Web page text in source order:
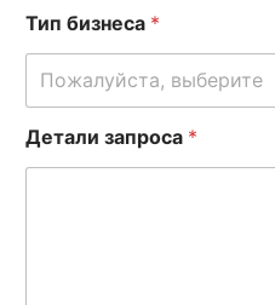
Тип бизнеса *
Пожалуйста, выберите
Детали запроса *